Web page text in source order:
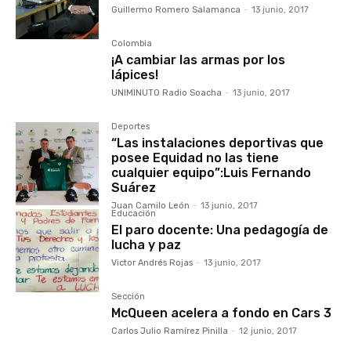
Guillermo Romero Salamanca - 13 junio, 2017
Colombia
¡A cambiar las armas por los
lápices!
UNIMINUTO Radio Soacha - 13 junio, 2017
Deportes
“Las instalaciones deportivas que
posee Equidad no las tiene
cualquier equipo”:Luis Fernando
Suárez
Juan Camilo León - 13 junio, 2017
Educación
El paro docente: Una pedagogía de
lucha y paz
Victor Andrés Rojas - 13 junio, 2017
Sección
McQueen acelera a fondo en Cars 3
Carlos Julio Ramírez Pinilla - 12 junio, 2017